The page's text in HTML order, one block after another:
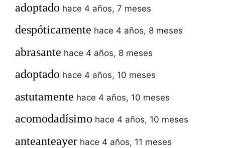
adoptado hace 4 años, 7 meses
despóticamente hace 4 años, 8 meses
abrasante hace 4 años, 8 meses
adoptado hace 4 años, 10 meses
astutamente hace 4 años, 10 meses
acomodadísimo hace 4 años, 10 meses
anteanteayer hace 4 años, 11 meses